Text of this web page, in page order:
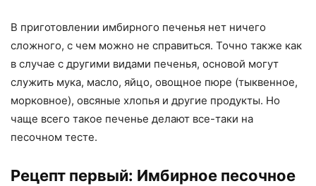
В приготовлении имбирного печенья нет ничего
сложного, с чем можно не справиться. Точно также как
в случае с другими видами печенья, основой могут
служить мука, масло, яйцо, овощное пюре (тыквенное,
морковное), овсяные хлопья и другие продукты. Но
чаще всего такое печенье делают все-таки на
песочном тесте.
Рецепт первый: Имбирное песочное